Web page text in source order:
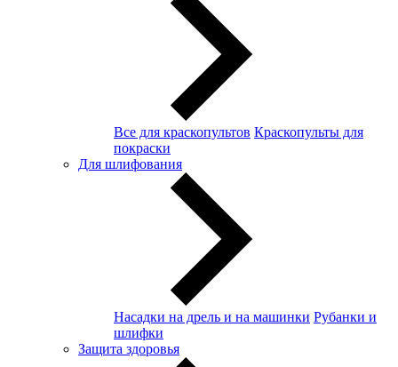
Все для краскопультов Краскопульты для
покраски
Для шлифования
Насадки на дрель и на машинки Рубанки и
шлифки
Защита здоровья